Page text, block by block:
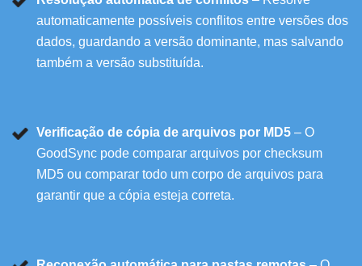
automaticamente possíveis conflitos entre versões dos
dados, guardando a versão dominante, mas salvando
também a versão substituída.
Verificação de cópia de arquivos por MD5 – O
GoodSync pode comparar arquivos por checksum
MD5 ou comparar todo um corpo de arquivos para
garantir que a cópia esteja correta.